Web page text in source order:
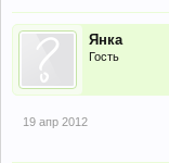
Янка
Гость
19 апр 2012